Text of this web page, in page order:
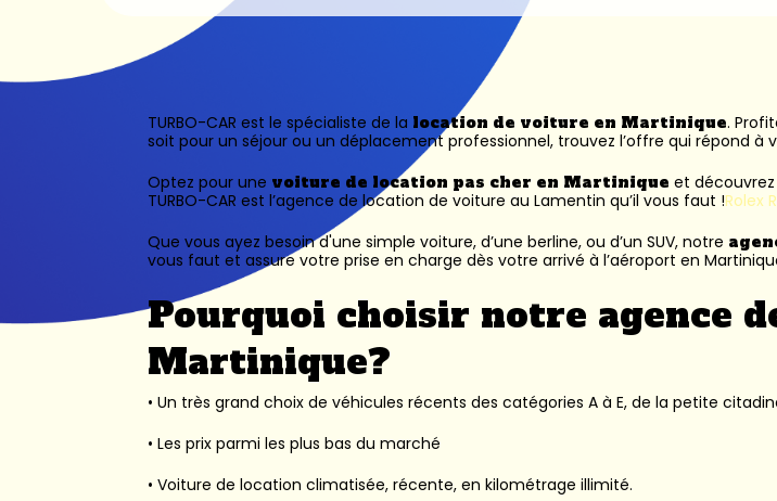
TURBO-CAR est le spécialiste de la location de voiture en Martinique.
soit pour un séjour ou un déplacement professionnel, trouvez l’offre qui répond
Optez pour une voiture de location pas cher en Martinique et découvrez
TURBO-CAR est l’agence de location de voiture au Lamentin qu’il vous faut !Rolex
Que vous ayez besoin d'une simple voiture, d’une berline, ou d’un SUV, notre
vous faut et assure votre prise en charge dès votre arrivé à l’aéroport en
Pourquoi choisir notre agence
Martinique?
• Un très grand choix de véhicules récents des catégories A à E, de la petite
• Les prix parmi les plus bas du marché
• Voiture de location climatisée, récente, en kilométrage illimité.